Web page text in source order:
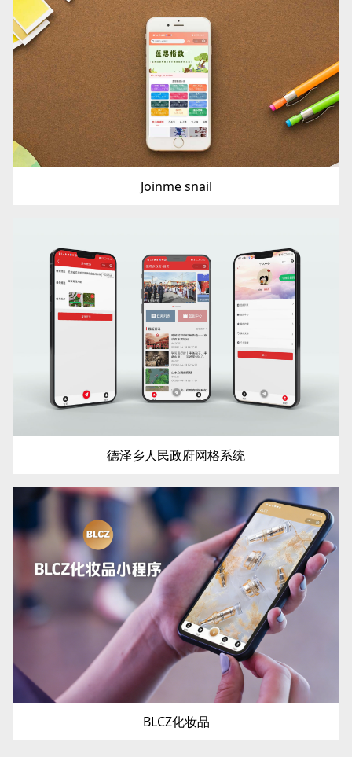
Joinme snail
德泽乡人民政府网格系统
BLCZ化妆品